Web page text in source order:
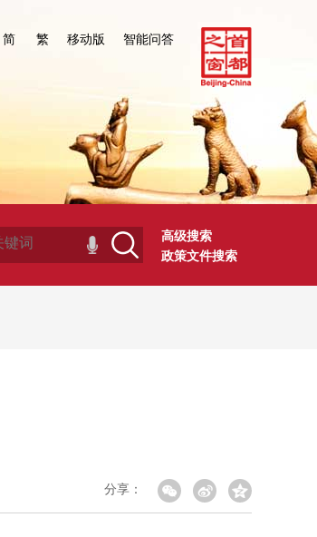
简 繁 移动版 智能问答
高级搜索
政策文件搜索
分享：